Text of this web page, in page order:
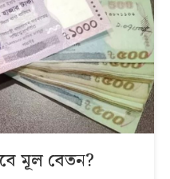
মূল বেতন?